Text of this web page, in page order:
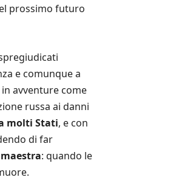
prossimo futuro
e comunque a
avventure come
russa ai danni
molti Stati, e con
di far
: quando le